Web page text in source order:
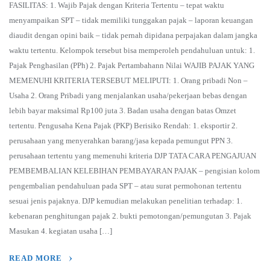
FASILITAS: 1. Wajib Pajak dengan Kriteria Tertentu – tepat waktu
menyampaikan SPT – tidak memiliki tunggakan pajak – laporan keuangan
diaudit dengan opini baik – tidak pernah dipidana perpajakan dalam jangka
waktu tertentu. Kelompok tersebut bisa memperoleh pendahuluan untuk: 1.
Pajak Penghasilan (PPh) 2. Pajak Pertambahann Nilai WAJIB PAJAK YANG
MEMENUHI KRITERIA TERSEBUT MELIPUTI: 1. Orang pribadi Non –
Usaha 2. Orang Pribadi yang menjalankan usaha/pekerjaan bebas dengan
lebih bayar maksimal Rp100 juta 3. Badan usaha dengan batas Omzet
tertentu. Pengusaha Kena Pajak (PKP) Berisiko Rendah: 1. eksportir 2.
perusahaan yang menyerahkan barang/jasa kepada pemungut PPN 3.
perusahaan tertentu yang memenuhi kriteria DJP TATA CARA PENGAJUAN
PEMBEMBALIAN KELEBIHAN PEMBAYARAN PAJAK – pengisian kolom
pengembalian pendahuluan pada SPT – atau surat permohonan tertentu
sesuai jenis pajaknya. DJP kemudian melakukan penelitian terhadap: 1.
kebenaran penghitungan pajak 2. bukti pemotongan/pemungutan 3. Pajak
Masukan 4. kegiatan usaha […]
READ MORE